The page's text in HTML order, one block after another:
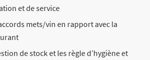
et de service
mets/vin en rapport avec la
de stock et les règle d’hygiène et